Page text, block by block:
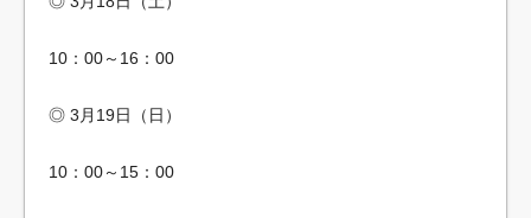
10：00～16：00
◎ 3月19日（日）
10：00～15：00